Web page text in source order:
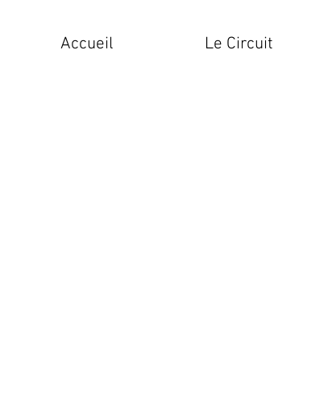
Accueil Le Circuit